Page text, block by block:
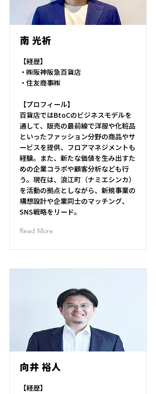
南 光祈
【経歴】
・㈱阪神阪急百貨店
・住友商事㈱
【プロフィール】
百貨店ではBtoCのビジネスモデルを
通して、販売の最前線で洋服や化粧品
といったファッション分野の商品やサ
ービスを提供、フロアマネジメントも
経験。また、新たな価値を生み出すた
めの企業コラボや顧客分析なども行
う。現在は、浪江町（ナミエシンカ）
を活動の拠点としながら、新規事業の
構想設計や企業同士のマッチング、
SNS戦略をリード。
Read More
向井 裕人
【経歴】